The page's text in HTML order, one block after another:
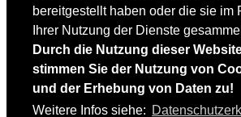
bereitgestellt haben oder die sie im
Ihrer Nutzung der Dienste
Durch die Nutzung dieser
stimmen Sie der Nutzung von
und der Erhebung von Daten zu!
Weitere Infos siehe:
EQUIPMENT
Skibekleidung
Skischuhe
Bootfitting
Skihelme
Skiservice selbst